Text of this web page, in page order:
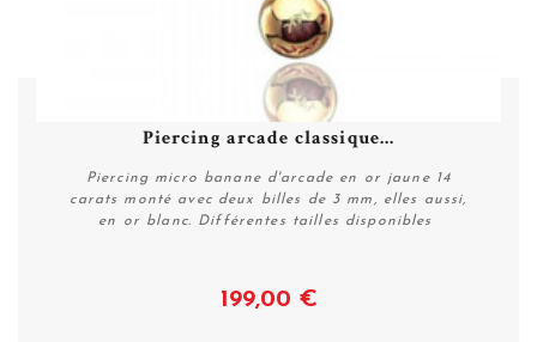
Piercing arcade classique...
Piercing micro banane d'arcade en or jaune 14
carats monté avec deux billes de 3 mm, elles aussi,
en or blanc. Différentes tailles disponibles
199,00 €